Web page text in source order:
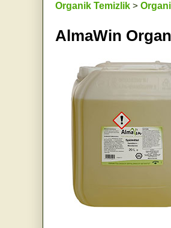
Organik Temizlik >
AlmaWin